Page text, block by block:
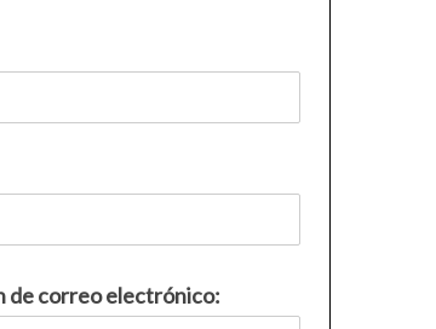
de correo electrónico: